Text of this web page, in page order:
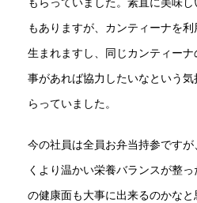
もありますが、カンティーナを
生まれますし、同じカンティー
事があれば協力したいなという
らっていました。
今の社員は全員お弁当持参です
くより温かい栄養バランスが整
の健康面も大事に出来るのかな